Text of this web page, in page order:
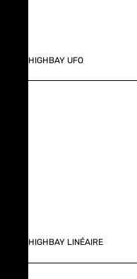
HIGHBAY UFO
HIGHBAY LINÉAIRE